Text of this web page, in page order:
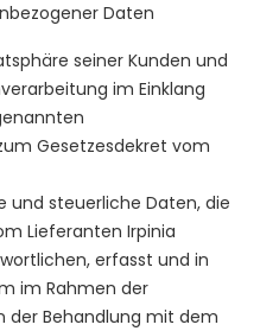
Daten
seiner Kunden und
im Einklang
Gesetzesdekret vom
und steuerliche Daten, die
Lieferanten Irpinia
erfasst und in
im Rahmen der
der Behandlung mit dem